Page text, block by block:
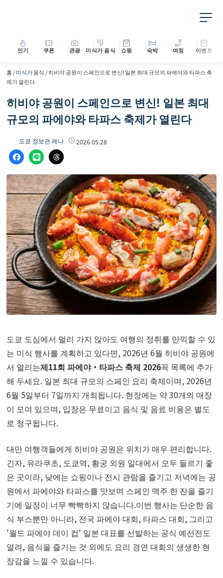
인기 쿠폰 관광 미식가 음식 쇼핑 숙박 여정 이벤트
홈/미식가 음식 /히비야 공원이 스페인으로 변신! 일본 최대 규모의 파에야와 타파스 축
제가 열린다
히비야 공원이 스페인으로 변신! 일본 최대
규모의 파에야와 타파스 축제가 열린다
도쿄 정보관 레나 2026.05.28
도쿄 도심에서 멀리 가지 않아도 여행의 정취를 만끽할 수 있
는 미식 행사를 계획하고 있다면, 2026년 6월 히비야 공원에
서 열리는제11회 파에야·타파스 축제 2026꼭 목록에 추가
해 두세요. 일본 최대 규모의 스페인 요리 축제이며, 2026년
6월 5일부터 7일까지 개최됩니다. 현장에는 약 30개의 매장
이 모여 있으며, 입장은 무료이고 음식 및 음료 비용은 별도
로 청구됩니다.
대만 여행객들에게 히비야 공원은 위치가 매우 편리합니다.
긴자, 유라쿠초, 도쿄역, 황궁 외원 일대에서 모두 들르기 좋
은 곳이라, 낮에는 쇼핑이나 전시 관람을 즐기고 저녁에는 공
원에서 파에야와 타파스를 맛보며 스페인 맥주 한 잔을 즐기
기에 일정이 너무 빡빡하지 않습니다.이번 행사는 단순한 음
식 부스뿐만 아니라, 전국 파에야 대회, 타파스 대회, 그리고
'월드 파에야 데이 컵' 일본 대표를 선발하는 공식 예선전도
열려, 음식을 즐기는 것 외에도 요리 경연 대회의 생생한 현
장감을 느낄 수 있습니다.